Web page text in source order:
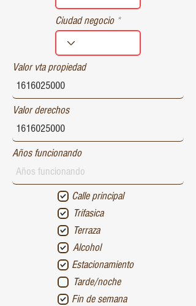
Ciudad negocio
Valor vta propiedad
Valor derechos
Años funcionando
Calle principal
Trifasica
Terraza
Alcohol
Estacionamiento
Tarde/noche
Fin de semana